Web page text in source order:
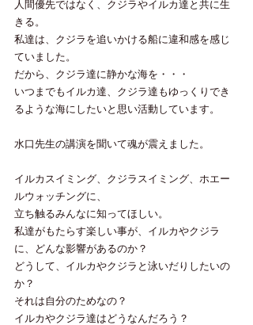
人間優先ではなく、クジラやイルカ達と共に生
きる。
私達は、クジラを追いかける船に違和感を感じ
ていました。
だから、クジラ達に静かな海を・・・
いつまでもイルカ達、クジラ達もゆっくりでき
るような海にしたいと思い活動しています。
水口先生の講演を聞いて魂が震えました。
イルカスイミング、クジラスイミング、ホエー
ルウォッチングに、
立ち触るみんなに知ってほしい。
私達がもたらす楽しい事が、イルカやクジラ
に、どんな影響があるのか？
どうして、イルカやクジラと泳いだりしたいの
か？
それは自分のためなの？
イルカやクジラ達はどうなんだろう？